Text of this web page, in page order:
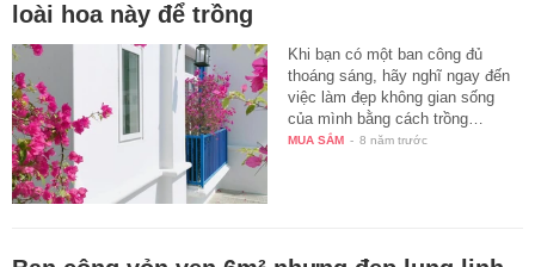
loài hoa này để trồng
Khi bạn có một ban công đủ
thoáng sáng, hãy nghĩ ngay đến
việc làm đẹp không gian sống
của mình bằng cách trồng…
MUA SẮM - 8 năm trước